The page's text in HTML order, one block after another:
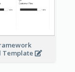
Template